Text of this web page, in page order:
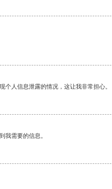
人信息泄露的情况，这让我非常担心。
我需要的信息。